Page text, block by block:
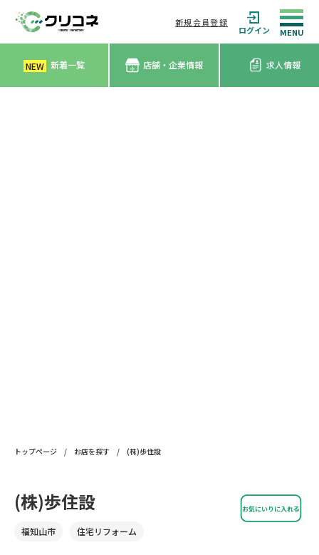
新規会員登録
ログイン
NEW 新着一覧 店舗・企業情報 求人情報
トップページ / お店を探す / (株)歩住設
お気にいりに入れる
(株)歩住設
福知山市 住宅リフォーム